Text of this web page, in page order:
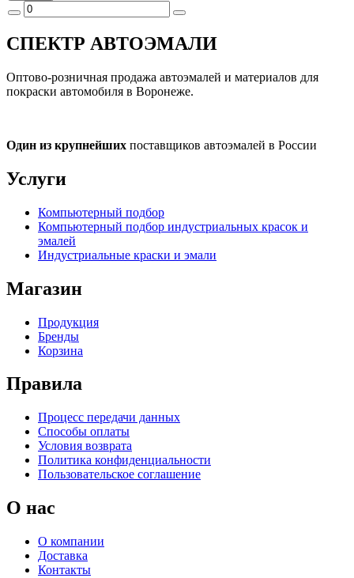
СПЕКТР АВТОЭМАЛИ
Оптово-розничная продажа автоэмалей и материалов для
покраски автомобиля в Воронеже.
Один из крупнейших поставщиков автоэмалей в России
Услуги
Компьютерный подбор
Компьютерный подбор индустриальных красок и
эмалей
Индустриальные краски и эмали
Магазин
Продукция
Бренды
Корзина
Правила
Процесс передачи данных
Способы оплаты
Условия возврата
Политика конфиденциальности
Пользовательское соглашение
О нас
О компании
Доставка
Контакты